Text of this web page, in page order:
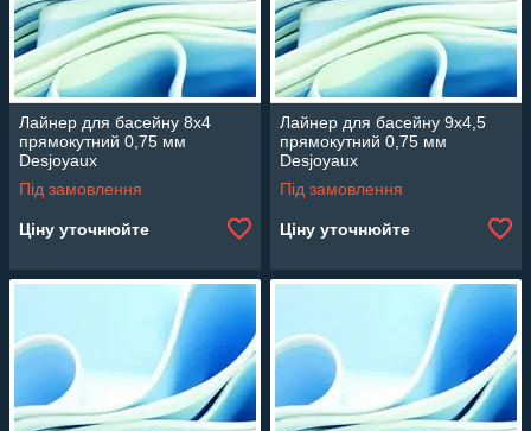
Лайнер для басейну 8х4
прямокутний 0,75 мм
Desjoyaux
Під замовлення
Ціну уточнюйте
Лайнер для басейну 9х4,5
прямокутний 0,75 мм
Desjoyaux
Під замовлення
Ціну уточнюйте